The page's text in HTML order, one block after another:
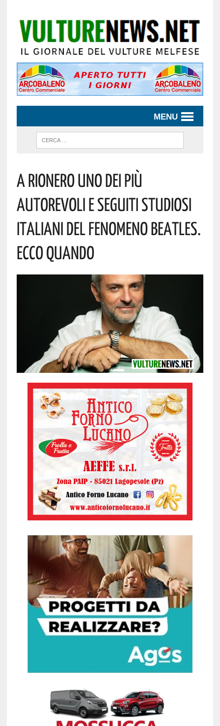
MENU
A Rionero Uno Dei Più
Autorevoli E Seguiti Studiosi
Italiani Del Fenomeno Beatles.
Ecco Quando